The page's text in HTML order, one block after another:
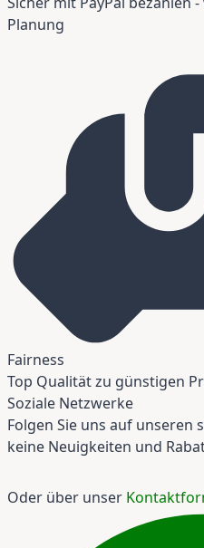
Planung
Fairness
Top Qualität zu günstigen
Soziale Netzwerke
Folgen Sie uns auf unseren
keine Neuigkeiten und
Oder über unser